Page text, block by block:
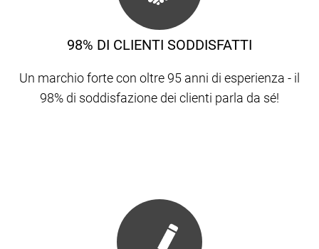
98% DI CLIENTI SODDISFATTI
Un marchio forte con oltre 95 anni di esperienza - il
98% di soddisfazione dei clienti parla da sé!